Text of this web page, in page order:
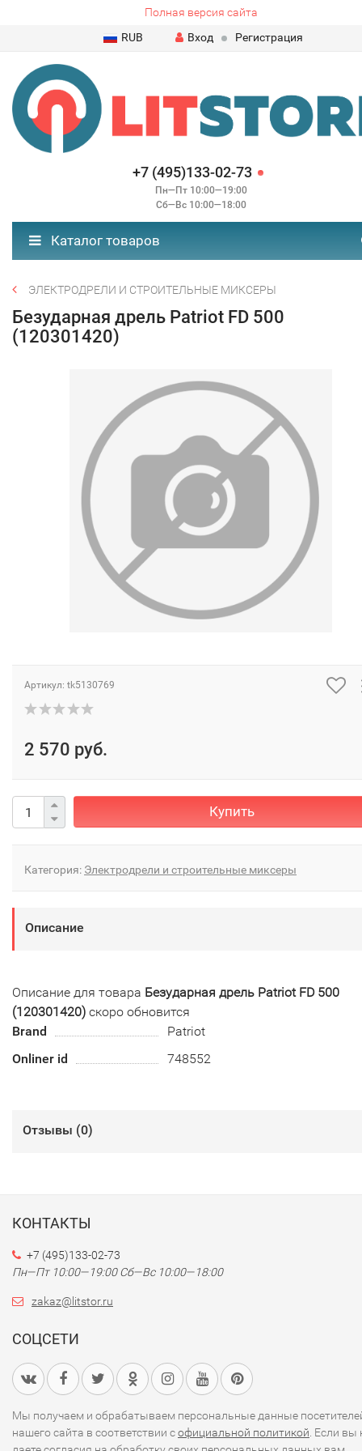
Полная версия сайта
RUB
Вход Регистрация
+7 (495)133-02-73
Пн—Пт 10:00—19:00
Сб—Вс 10:00—18:00
Каталог товаров
ЭЛЕКТРОДРЕЛИ И СТРОИТЕЛЬНЫЕ МИКСЕРЫ
Безударная дрель Patriot FD 500
(120301420)
Артикул: tk5130769
2 570 руб.
Купить
Категория: Электродрели и строительные миксеры
Описание
Описание для товара Безударная дрель Patriot FD 500
(120301420) скоро обновится
Brand
Patriot
Onliner id
748552
Отзывы (0)
КОНТАКТЫ
+7 (495)133-02-73
Пн—Пт 10:00—19:00 Сб—Вс 10:00—18:00
zakaz@litstor.ru
СОЦСЕТИ
Мы получаем и обрабатываем персональные данные
нашего сайта в соответствии софициальной политикой. Если вы